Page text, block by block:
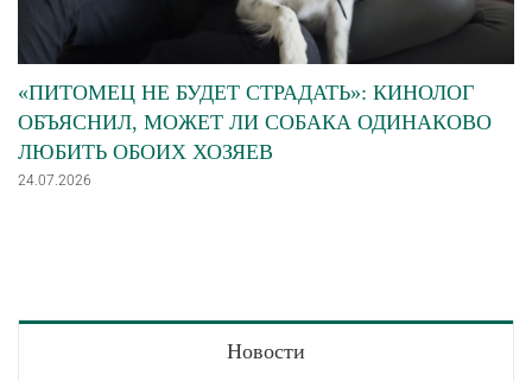
«ПИТОМЕЦ НЕ БУДЕТ СТРАДАТЬ»: КИНОЛОГ
ОБЪЯСНИЛ, МОЖЕТ ЛИ СОБАКА ОДИНАКОВО
ЛЮБИТЬ ОБОИХ ХОЗЯЕВ
24.07.2026
Новости